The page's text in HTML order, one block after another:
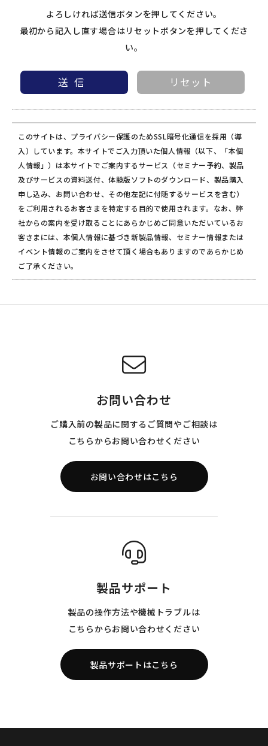
よろしければ送信ボタンを押してください。
最初から記入し直す場合はリセットボタンを押してくださ
い。
このサイトは、プライバシー保護のためSSL暗号化通信を採用（導
入）しています。本サイトでご入力頂いた個人情報（以下、「本個
人情報」）は本サイトでご案内するサービス（セミナー予約、製品
及びサービスの資料送付、体験版ソフトのダウンロード、製品購入
申し込み、お問い合わせ、その他左記に付随するサービスを含む）
をご利用されるお客さまを特定する目的で使用されます。なお、弊
社からの案内を受け取ることにあらかじめご同意いただいているお
客さまには、本個人情報に基づき新製品情報、セミナー情報または
イベント情報のご案内をさせて頂く場合もありますのであらかじめ
ご了承ください。
お問い合わせ
ご購入前の製品に関するご質問やご相談は
こちらからお問い合わせください
お問い合わせはこちら
製品サポート
製品の操作方法や機械トラブルは
こちらからお問い合わせください
製品サポートはこちら